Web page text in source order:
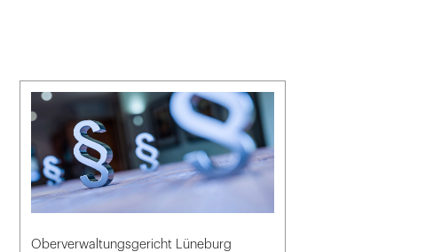
Oberverwaltungsgericht Lüneburg